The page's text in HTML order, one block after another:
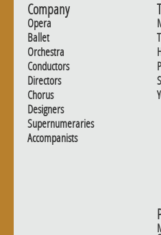
Company
Opera
Ballet
Orchestra
Conductors
Directors
Chorus
Designers
Supernumeraries
Accompanists